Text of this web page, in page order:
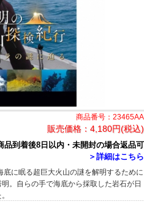
商品番号：23465AA
販売価格： 4,180円(税込)
品到着後8日以内・未開封の場合返品可
＞詳細はこちら
に眠る超巨大火山の謎を解明するために
。自らの手で海底から採取した岩石が日